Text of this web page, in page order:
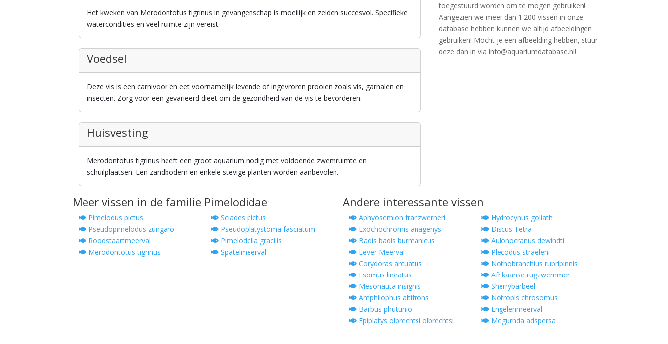
toegestuurd worden om te mogen gebruiken!
Aangezien we meer dan 1.200 vissen in onze
database hebben kunnen we altijd afbeeldingen
gebruiken! Mocht je een afbeelding hebben, stuur
deze dan in via info@aquariumdatabase.nl!
Het kweken van Merodontotus tigrinus in gevangenschap is moeilijk en zelden succesvol. Specifieke
watercondities en veel ruimte zijn vereist.
Voedsel
Deze vis is een carnivoor en eet voornamelijk levende of ingevroren prooien zoals vis, garnalen en
insecten. Zorg voor een gevarieerd dieet om de gezondheid van de vis te bevorderen.
Huisvesting
Merodontotus tigrinus heeft een groot aquarium nodig met voldoende zwemruimte en
schuilplaatsen. Een zandbodem en enkele stevige planten worden aanbevolen.
Meer vissen in de familie Pimelodidae
Pimelodus pictus
Sciades pictus
Pseudopimelodus zungaro
Pseudoplatystoma fasciatum
Roodstaartmeerval
Pimelodella gracilis
Merodontotus tigrinus
Spatelmeerval
Andere interessante vissen
Aphyosemion franzwerneri
Hydrocynus goliath
Exochochromis anagenys
Discus Tetra
Badis badis burmanicus
Aulonocranus dewindti
Lever Meerval
Plecodus straeleni
Corydoras arcuatus
Nothobranchius rubripinnis
Esomus lineatus
Afrikaanse rugzwemmer
Mesonauta insignis
Sherrybarbeel
Amphilophus altifrons
Notropis chrosomus
Barbus phutunio
Engelenmeerval
Epiplatys olbrechtsi olbrechtsi
Mogurnda adspersa